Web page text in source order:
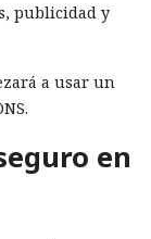
publicidad y
a usar un
en